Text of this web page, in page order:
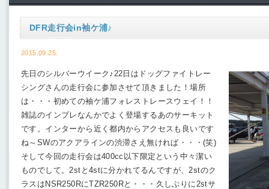
DFR走行会in袖ケ浦♪
2015.09.25.
先日のシルバーウイーク♪22日はドッグファイトレー
シングさんの走行会に参加させて頂きました！場所
は・・・初めての袖ケ浦フォレストレースウェイ！！
雑誌のインプレなんかでよく登場するあのサーキット
です。インターから近く都内からアクセスも良いです
ね～SWのアクアラインの渋滞さえ無ければ・・・(笑)
そして今回の走行会は400cc以下限定という中々潔い
ものでして。2stと4stに分かれてるんですが、2stのク
ラスはNSR250RにTZR250Rと・・・久しぶりに2stサ